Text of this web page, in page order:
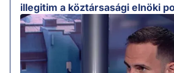
illegitim a köztársasági elnöki